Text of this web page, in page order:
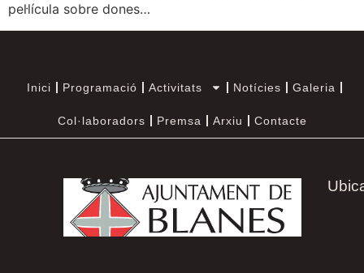
pel·lícula sobre dones…
Inici Programació Activitats Notícies Galeria
Col·laboradors Premsa Arxiu Contacte